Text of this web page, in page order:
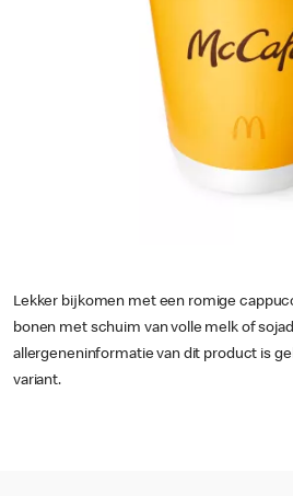
Lekker bijkomen met een romige
bonen met schuim van volle melk of
allergeneninformatie van dit product is
variant.